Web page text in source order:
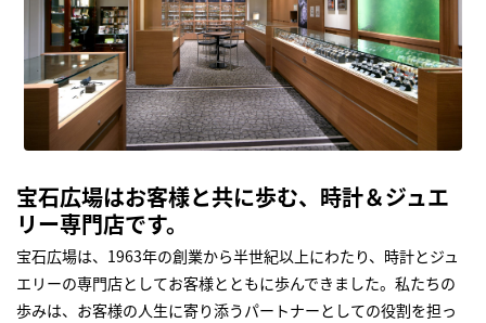
宝石広場はお客様と共に歩む、時計＆ジュエ
リー専門店です。
宝石広場は、1963年の創業から半世紀以上にわたり、時計とジュ
エリーの専門店としてお客様とともに歩んできました。私たちの
歩みは、お客様の人生に寄り添うパートナーとしての役割を担っ